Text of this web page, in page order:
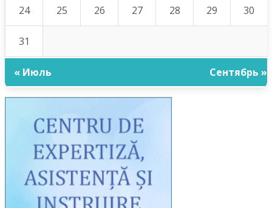
24 25 26 27 28 29 30
31
« Июль Сентябрь »